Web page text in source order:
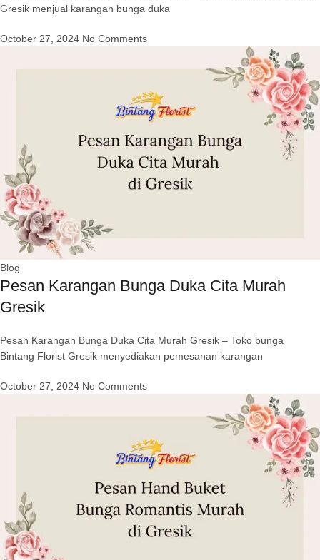
Gresik menjual karangan bunga duka
October 27, 2024 No Comments
Blog
Pesan Karangan Bunga Duka Cita Murah
Gresik
Pesan Karangan Bunga Duka Cita Murah Gresik – Toko bunga
Bintang Florist Gresik menyediakan pemesanan karangan
October 27, 2024 No Comments